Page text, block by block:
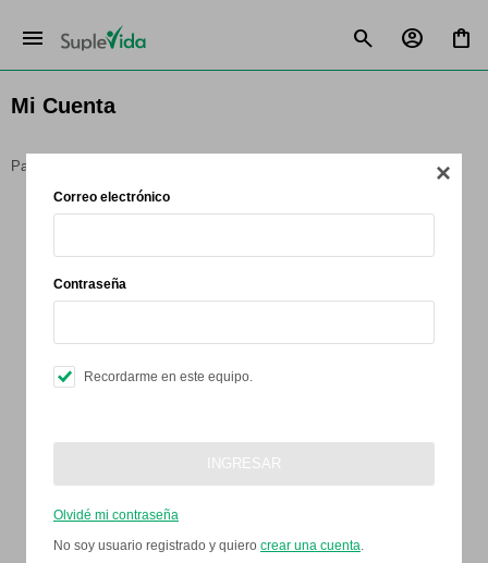

Correo electrónico
Contraseña
Recordarme en este equipo.
INGRESAR
Olvidé mi contraseña
No soy usuario registrado y quiero crear una cuenta
menu
Mi Cuenta
Para acceder a esta sección debes